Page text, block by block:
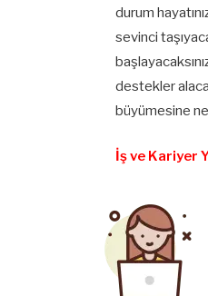
durum
sevinci
destekler
büyümesine
İş ve Kariyer